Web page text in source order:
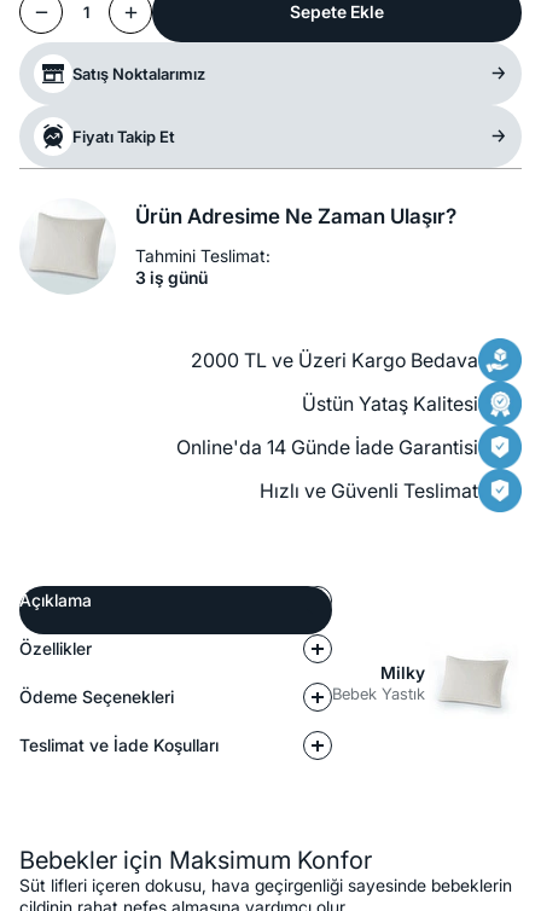
1 Sepete Ekle
Satış Noktalarımız
Fiyatı Takip Et
Ürün Adresime Ne Zaman Ulaşır?
Tahmini Teslimat:
3 iş günü
2000 TL ve Üzeri Kargo Bedava
Üstün Yataş Kalitesi
Online'da 14 Günde İade Garantisi
Hızlı ve Güvenli Teslimat
Açıklama
Özellikler
Ödeme Seçenekleri
Teslimat ve İade Koşulları
Milky
Bebek Yastık
Bebekler için Maksimum Konfor
Süt lifleri içeren dokusu, hava geçirgenliği sayesinde bebeklerin
cildinin rahat nefes almasına yardımcı olur.